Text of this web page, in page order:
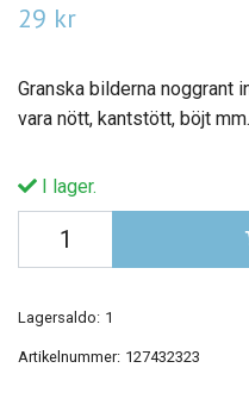
29 kr
Granska bilderna noggrant
vara nött, kantstött, böjt
I lager.
Lagersaldo: 1
Artikelnummer: 127432323